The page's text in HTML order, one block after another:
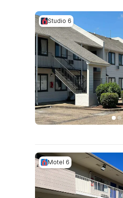
Studio 6
Motel 6